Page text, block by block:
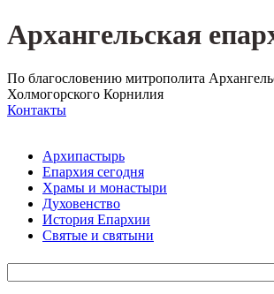
Архангельская
По благословению митрополита
Холмогорского Корнилия
Контакты
Архипастырь
Епархия сегодня
Храмы и монастыри
Духовенство
История Епархии
Святые и святыни